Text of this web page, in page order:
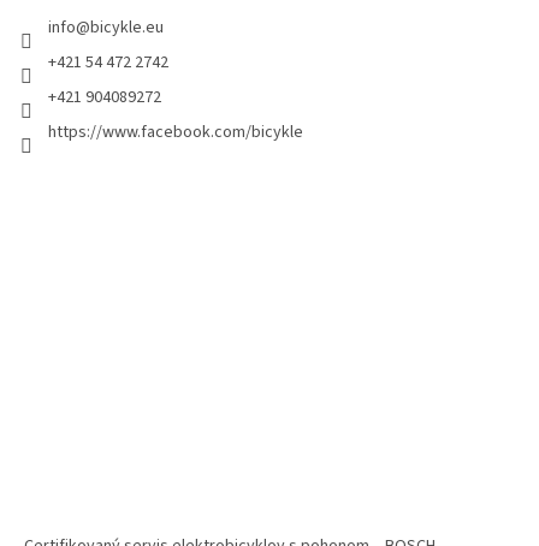
info@bicykle.eu
+421 54 472 2742
+421 904089272
https://www.facebook.com/bicykle